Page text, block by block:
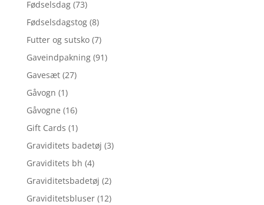
Fødselsdag (73)
Fødselsdagstog (8)
Futter og sutsko (7)
Gaveindpakning (91)
Gavesæt (27)
Gåvogn (1)
Gåvogne (16)
Gift Cards (1)
Graviditets badetøj (3)
Graviditets bh (4)
Graviditetsbadetøj (2)
Graviditetsbluser (12)